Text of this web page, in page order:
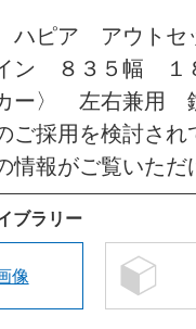
ハピア アウトセ
ン ８３５幅 １
カー〉 左右兼用
ご採用を検討され
情報がご覧いただ
ブラリー
像